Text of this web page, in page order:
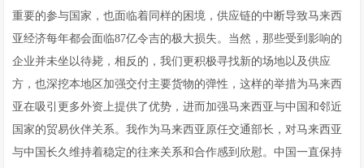
重要的参与国家，也面临着同样的困境，供应链的中断导致马来西
亚经济每年都会面临87亿令吉的极大损失。当然，那些受到影响的
企业并未坐以待毙，相反的，我们更积极寻找新的场地以及供应
方，也深挖本地区加强交付主要货物的弹性，这样的举措为马来西
亚在吸引更多外资上提供了优势，进而加强马来西亚与中国和邻近
国家的贸易伙伴关系。我作为马来西亚原任交通部长，对马来西亚
与中国长久维持着稳定的往来关系和合作感到欣慰。中国一直保持